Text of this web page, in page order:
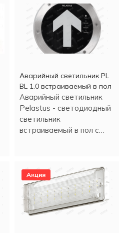
Аварийный светильник PL
BL 1.0 встраиваемый в пол
Аварийный светильник
Pelastus - светодиодный
светильник
встраиваемый в пол с
Акция